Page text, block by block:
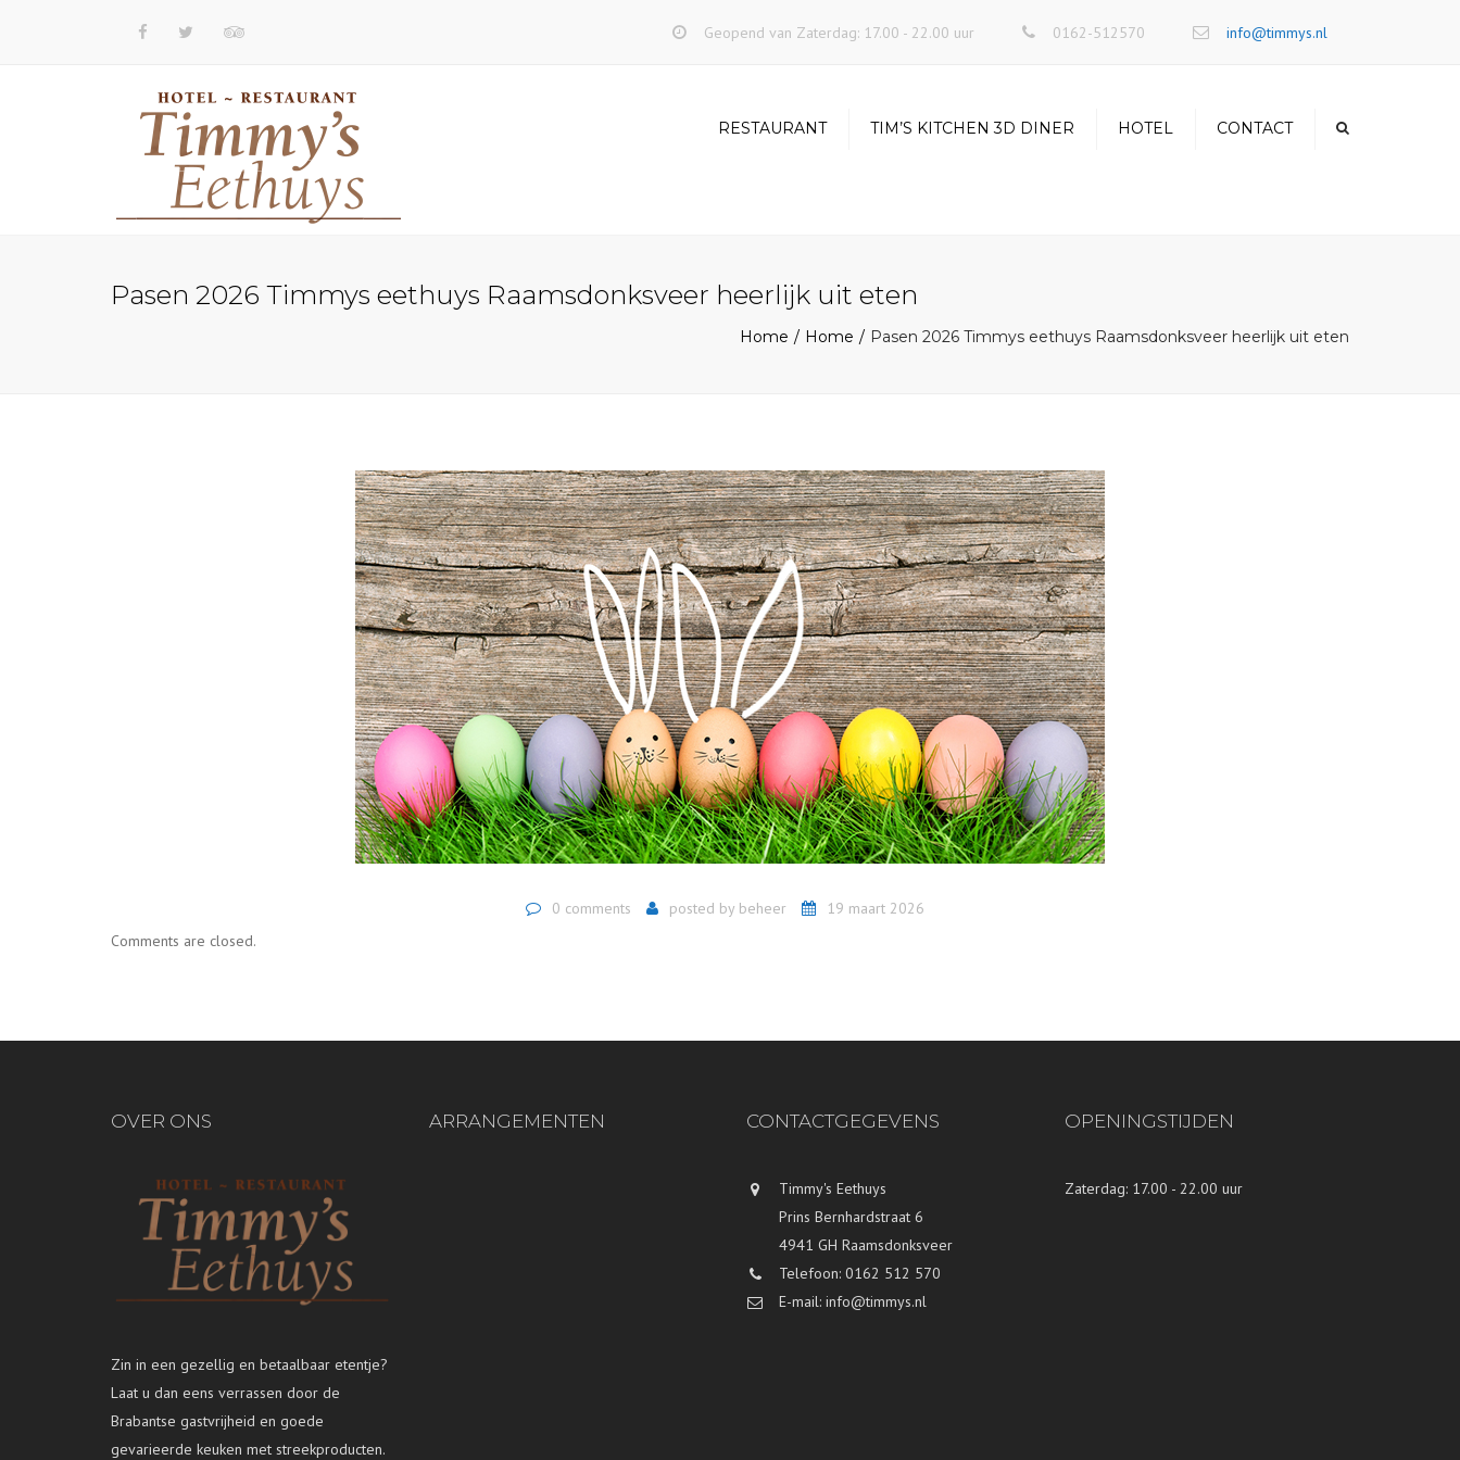
Geopend van Zaterdag: 17.00 - 22.00 uur 0162-512570 info@timmys.nl
RESTAURANT TIM’S KITCHEN 3D DINER HOTEL CONTACT
Pasen 2026 Timmys eethuys Raamsdonksveer heerlijk uit eten
Home Home Pasen 2026 Timmys eethuys Raamsdonksveer heerlijk uit eten
0 comments posted by beheer
19 maart 2026
Comments are closed.
OVER ONS
Zin in een gezellig en betaalbaar etentje?
Laat u dan eens verrassen door de
Brabantse gastvrijheid en goede
gevarieerde keuken met streekproducten.
ARRANGEMENTEN CONTACTGEGEVENS
Timmy's Eethuys
Prins Bernhardstraat 6
4941 GH Raamsdonksveer
Telefoon: 0162 512 570
E-mail: info@timmys.nl
OPENINGSTIJDEN
Zaterdag: 17.00 - 22.00 uur